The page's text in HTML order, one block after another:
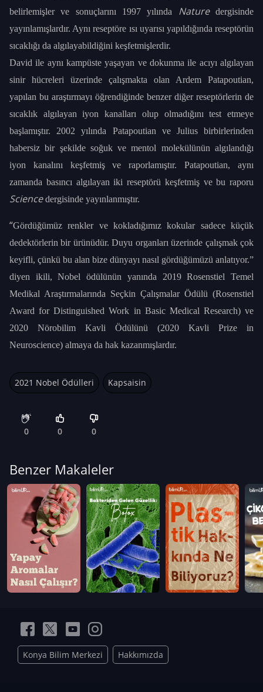
belirlemişler ve sonuçlarını 1997 yılında Naturedergisinde
yayınlamışlardır. Aynı reseptöre ısı uyarısı yapıldığında reseptörün
sıcaklığı da algılayabildiğini keşfetmişlerdir.
David ile aynı kampüste yaşayan ve dokunma ile acıyı algılayan
sinir hücreleri üzerinde çalışmakta olan Ardem Patapoutian,
yapılan bu araştırmayı öğrendiğinde benzer diğer reseptörlerin de
sıcaklık algılayan iyon kanalları olup olmadığını test etmeye
başlamıştır. 2002 yılında Patapoutian ve Julius birbirlerinden
habersiz bir şekilde soğuk ve mentol molekülünün algılandığı
iyon kanalını keşfetmiş ve raporlamıştır. Patapoutian, aynı
zamanda basıncı algılayan iki reseptörü keşfetmiş ve bu raporu
Sciencedergisinde yayınlanmıştır.
“Gördüğümüz renkler ve kokladığımız kokular sadece küçük
dedektörlerin bir ürünüdür. Duyu organları üzerinde çalışmak çok
keyifli, çünkü bu alan bize dünyayı nasıl gördüğümüzü anlatıyor.”
diyen ikili, Nobel ödülünün yanında 2019 Rosenstiel Temel
Medikal Araştırmalarında Seçkin Çalışmalar Ödülü (Rosenstiel
Award for Distinguished Work in Basic Medical Research) ve
2020 Nörobilim Kavli Ödülünü (2020 Kavli Prize in
Neuroscience) almaya da hak kazanmışlardır.
2021 Nobel Ödülleri Kapsaisin
0 0 0
Benzer Makaleler
Konya Bilim Merkezi Hakkımızda